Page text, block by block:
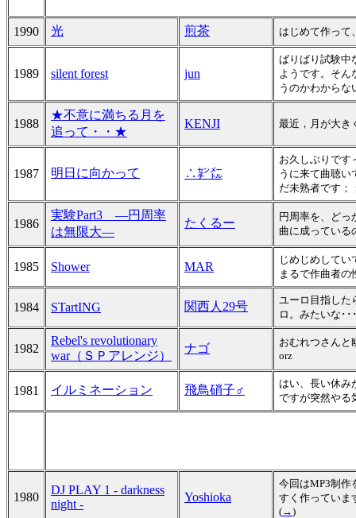
1990 光 煎茶 はじめて作って
1989 silent forest jun
ばりばり試験中
ようです。そん
うのかわからな
1988
★不意に満ちる月を
追って・・★
KENJI 最近，月が大き
1987 明日に向かって ∴㌢㍍
お久しぶりです
うに来て曲聴
だ未熟者です；
1986
実験Part3 ―円周率
は無限大―
たくるー
円周率を、どっ
曲に成っている
1985 Shower MAR
じめじめして
まるで作曲者
1984 STartING 関西人29号
ユーロ目指した
ロ。みたいな･･
1982
Rebel's revolutionary
war（ＳＰアレンジ）
ナゴ
おむれつさんと
orz
1981 イルミネーション 飛鳥硝子♂
はい、長い休
ですが突然やる
1980
DJ PLAY 1 - darkness
night -
Yoshioka
今回はMP3制作
すく作ってい
(→)